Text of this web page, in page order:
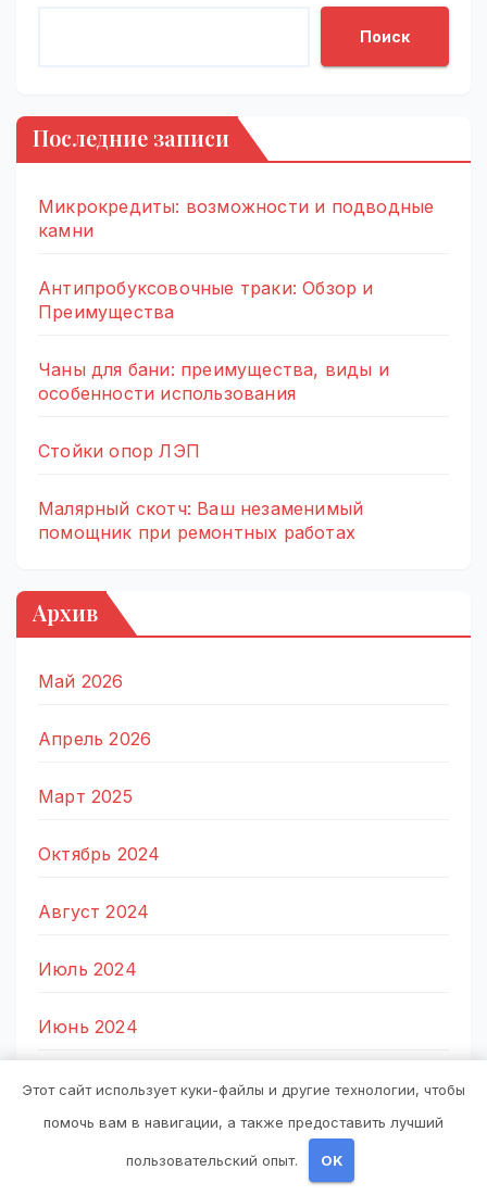
Поиск
Последние записи
Микрокредиты: возможности и подводные
камни
Антипробуксовочные траки: Обзор и
Преимущества
Чаны для бани: преимущества, виды и
особенности использования
Стойки опор ЛЭП
Малярный скотч: Ваш незаменимый
помощник при ремонтных работах
Архив
Май 2026
Апрель 2026
Март 2025
Октябрь 2024
Август 2024
Июль 2024
Июнь 2024
Май 2024
Этот сайт использует куки-файлы и другие технологии, чтобы
помочь вам в навигации, а также предоставить лучший
пользовательский опыт. OK